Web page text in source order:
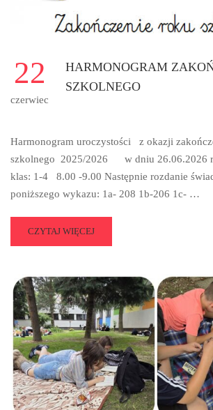
22
czerwiec
HARMONOGRAM
SZKOLNEGO
Harmonogram uroczystości z okazji
szkolnego 2025/2026 w dniu 26.06.2026
klas: 1-4 8.00 -9.00 Następnie rozdanie
poniższego wykazu: 1a- 208 1b-206 1c- …
READ
MORE
ZAKOŃCZENIA
ROKU
SZKOLNEGO
CZYTAJ WIĘCEJ